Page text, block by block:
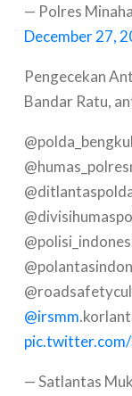
— Polres
December 27,
Pengecekan
Bandar Ratu,
@irsmm
— Satlantas